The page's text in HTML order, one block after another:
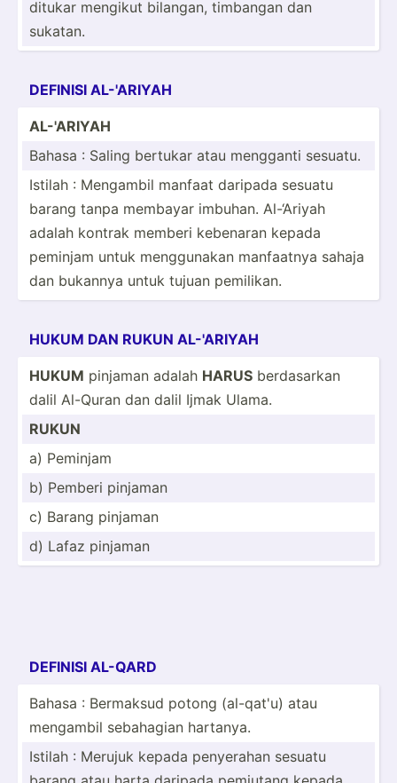
ditukar mengikut bilangan, timbangan dan
sukatan.
DEFINISI AL-'ARIYAH
AL-'ARIYAH
Bahasa : Saling bertukar atau mengganti sesuatu.
Istilah : Mengambil manfaat daripada sesuatu
barang tanpa membayar imbuhan. Al-‘Ariyah
adalah kontrak memberi kebenaran kepada
peminjam untuk menggu­nakan manfaatnya sahaja
dan bukannya untuk tujuan pemilikan.
HUKUM DAN RUKUN AL-'ARIYAH
HUKUM pinjaman adalah HARUS berdas­arkan
dalil Al-Quran dan dalil Ijmak Ulama.
RUKUN
a) Peminjam
b) Pemberi pinjaman
c) Barang pinjaman
d) Lafaz pinjaman
DEFINISI AL-QARD
Bahasa : Bermaksud potong (al-qat'u) atau
mengambil sebahagian hartanya.
Istilah : Merujuk kepada penyerahan sesuatu